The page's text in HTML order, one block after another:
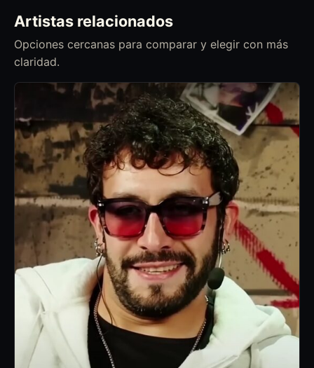
Artistas relacionados
Opciones cercanas para comparar y elegir con más
claridad.